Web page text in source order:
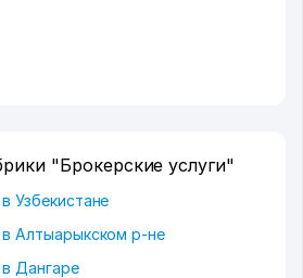
"Брокерские услуги"
Узбекистане
в Алтыарыкском р-не
Дангаре